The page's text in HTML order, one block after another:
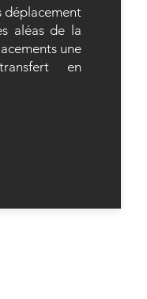
déplacement
aléas de la
une
en